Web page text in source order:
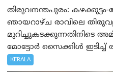
തിരുവനന്തപുരം:
ഞായറാഴ്ച രാവിലെ
മുറിച്ചുകടക്കുന്നതിനിടെ
മോട്ടോർ സൈക്കിൾ ഇടിച്ച്
KERALA